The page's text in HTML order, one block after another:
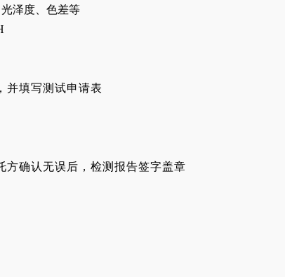
泽度、色差等
并填写测试申请表
方确认无误后，检测报告签字盖章